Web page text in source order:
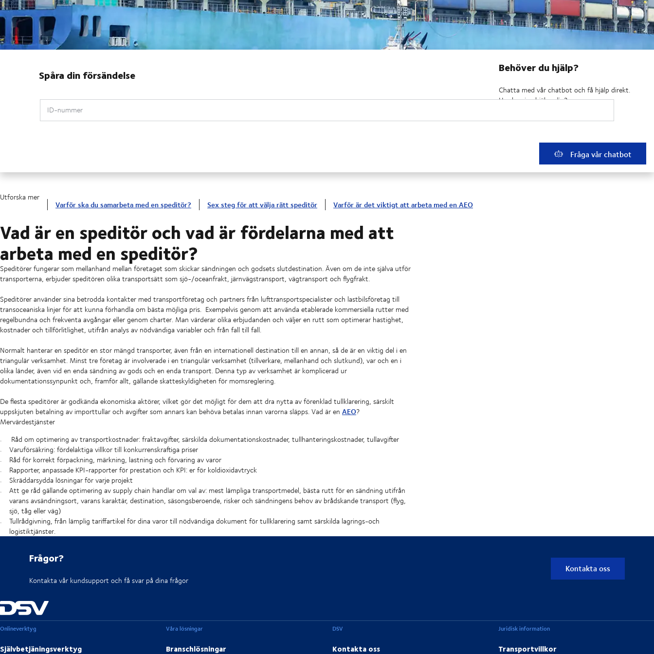
Spåra din försändelse
ID-nummer
Behöver du hjälp?
Chatta med vår chatbot och få hjälp direkt.
Hur kan jag hjälpa dig?
Fråga vår chatbot
Utforska mer
Varför ska du samarbeta med en speditör? Sex steg för att välja rätt speditör Varför är det viktigt att arbeta med en AEO
Vad är en speditör och vad är fördelarna med att
arbeta med en speditör?
Speditörer fungerar som mellanhand mellan företaget som skickar sändningen och godsets slutdestination. Även om de inte själva utför
transporterna, erbjuder speditören olika transportsätt som sjö-/oceanfrakt, järnvägstransport, vägtransport och flygfrakt.
Speditörer använder sina betrodda kontakter med transportföretag och partners från lufttransportspecialister och lastbilsföretag till
transoceaniska linjer för att kunna förhandla om bästa möjliga pris. Exempelvis genom att använda etablerade kommersiella rutter med
regelbundna och frekventa avgångar eller genom charter. Man värderar olika erbjudanden och väljer en rutt som optimerar hastighet,
kostnader och tillförlitlighet, utifrån analys av nödvändiga variabler och från fall till fall.
Normalt hanterar en speditör en stor mängd transporter, även från en internationell destination till en annan, så de är en viktig del i en
triangulär verksamhet. Minst tre företag är involverade i en triangulär verksamhet (tillverkare, mellanhand och slutkund), var och en i
olika länder, även vid en enda sändning av gods och en enda transport. Denna typ av verksamhet är komplicerad ur
dokumentationssynpunkt och, framför allt, gällande skatteskyldigheten för momsreglering.
De flesta speditörer är godkända ekonomiska aktörer, vilket gör det möjligt för dem att dra nytta av förenklad tullklarering, särskilt
uppskjuten betalning av importtullar och avgifter som annars kan behöva betalas innan varorna släpps. Vad är en AEO?
Mervärdestjänster
Råd om optimering av transportkostnader: fraktavgifter, särskilda dokumentationskostnader, tullhanteringskostnader, tullavgifter
Varuförsäkring: fördelaktiga villkor till konkurrenskraftiga priser
Råd för korrekt förpackning, märkning, lastning och förvaring av varor
Rapporter, anpassade KPI-rapporter för prestation och KPI: er för koldioxidavtryck
Skräddarsydda lösningar för varje projekt
Att ge råd gällande optimering av supply chain handlar om val av: mest lämpliga transportmedel, bästa rutt för en sändning utifrån
varans avsändningsort, varans karaktär, destination, säsongsberoende, risker och sändningens behov av brådskande transport (flyg,
sjö, tåg eller väg)
Tullrådgivning, från lämplig tariffartikel för dina varor till nödvändiga dokument för tullklarering samt särskilda lagrings-och
logistiktjänster.
Frågor?
Kontakta vår kundsupport och få svar på dina frågor
Kontakta oss
Onlineverktyg
Självbetjäningsverktyg
Våra lösningar
Branschlösningar
DSV
Kontakta oss
Juridisk information
Transportvillkor